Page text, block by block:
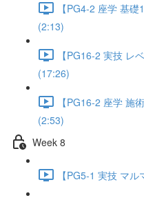
【PG4-2 座学 基
(2:13)
【PG16-2 実技 レ
(17:26)
【PG16-2 座学 施
(2:53)
Week 8
【PG5-1 実技 マ